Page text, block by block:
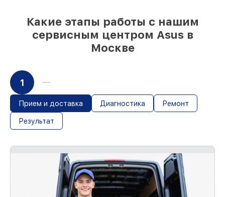
Какие этапы работы с нашим
сервисным центром Asus в
Москве
1
Прием и доставка Диагностика Ремонт
Результат